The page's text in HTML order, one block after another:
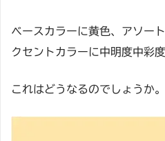
ベースカラーに黄色、アソー
クセントカラーに中明度中彩
これはどうなるのでしょうか。